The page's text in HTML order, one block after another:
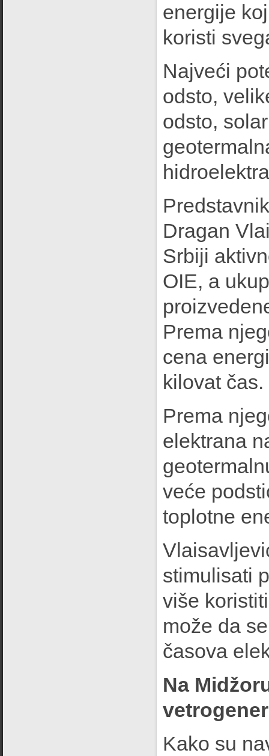
energije
koristi
Najveći
odsto,
odsto,
Dragan
Srbiji
OIE, a
Prema
cena
kilovat čas.
Prema
elektrana
veće
toplotne
stimulisati
više
može da
časova
Na
Kako su